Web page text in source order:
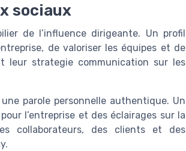
sociaux
de l’influence dirigeante. Un profil
de valoriser les équipes et de
leur strategie communication sur les
parole personnelle authentique. Un
l’entreprise et des éclairages sur la
collaborateurs, des clients et des